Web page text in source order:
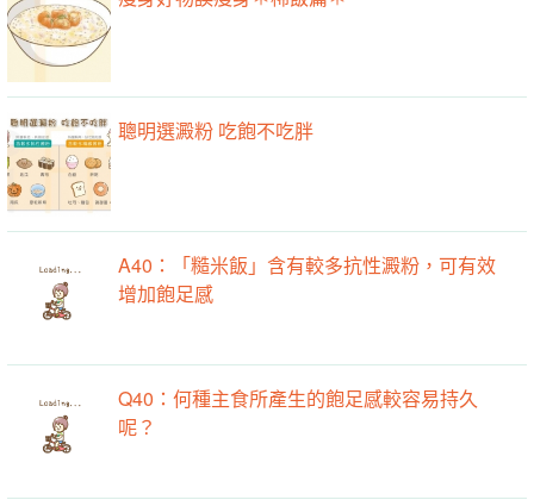
聰明選澱粉 吃飽不吃胖
A40：「糙米飯」含有較多抗性澱粉，可有效
增加飽足感
Q40：何種主食所產生的飽足感較容易持久
呢？